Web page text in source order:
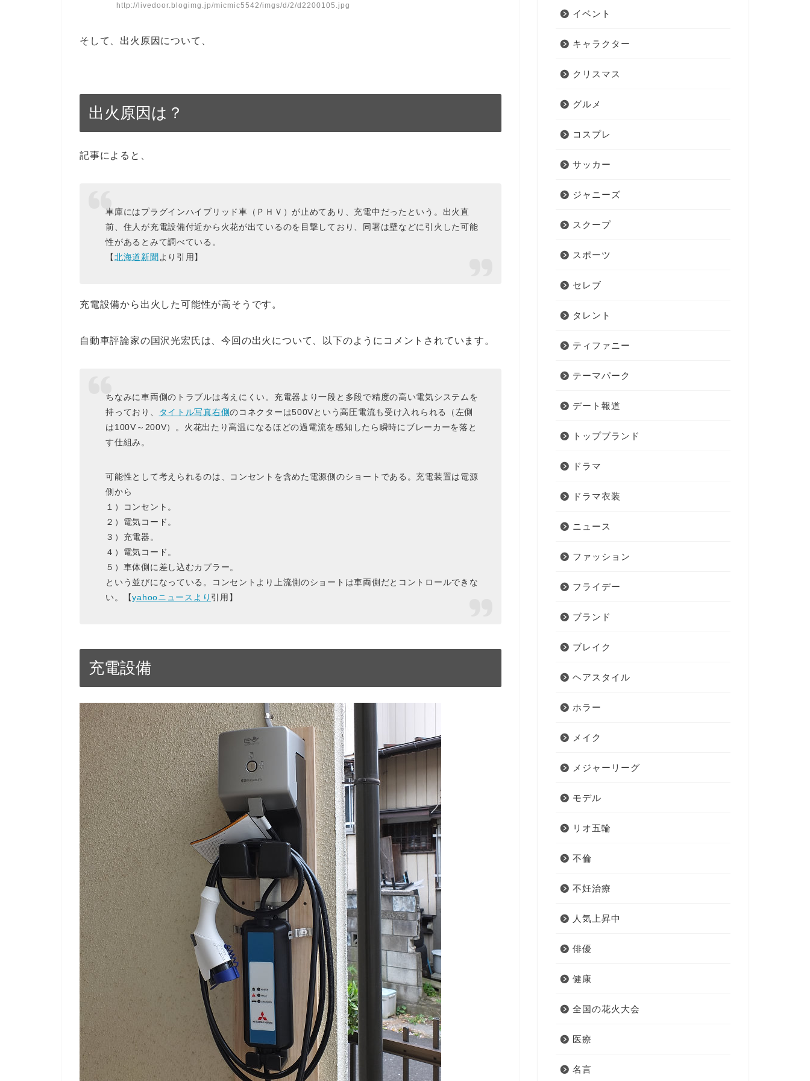
http://livedoor.blogimg.jp/micmic5542/imgs/d/2/d2200105.jpg
そして、出火原因について、
出火原因は？
記事によると、
車庫にはプラグインハイブリッド車（ＰＨＶ）が止めてあり、充電中だったという。 出火直
前、住人が充電設備付近から火花が出ているのを目撃 しており、同署は壁などに引火した可能
性があるとみて調べている。
【北海道新聞 より引用】
充電設備から出火した可能性が高そうです。
自動車評論家の国沢光宏氏は、今回の出火について、以下のようにコメントされています。
ちなみに車両側のトラブルは考えにくい。充電器より一段と多段で精度の高い電気システムを
持っており、
タイトル写真右側のコネクターは500Vという高圧電流も受け入れられる（左側
は100V～200V）。火花出たり高温になるほどの過電流を感知したら瞬時にブレーカーを落と
す仕組み。
可能性として考えられるのは、コンセントを含めた電源側のショートである。充電装置は電源
側から
１）コンセント。
２）電気コード。
３）充電器。
４）電気コード。
５）車体側に差し込むカプラー。
という並びになっている。コンセントより上流側のショートは車両側だとコントロールできな
い。【yahooニュースより 引用】
充電設備
イベント
キャラクター
クリスマス
グルメ
コスプレ
サッカー
ジャニーズ
スクープ
スポーツ
セレブ
タレント
ティファニー
テーマパーク
デート報道
トップブランド
ドラマ
ドラマ衣装
ニュース
ファッション
フライデー
ブランド
ブレイク
ヘアスタイル
ホラー
メイク
メジャーリーグ
モデル
リオ五輪
不倫
不妊治療
人気上昇中
俳優
健康
全国の花火大会
医療
名言